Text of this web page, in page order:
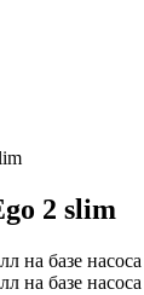
2 slim